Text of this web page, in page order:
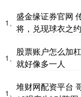
1、
盛金缘证券官网
将，兑现球衣之约
1、
股票账户怎么加
就好像多一人
1、
堆财网配资平台